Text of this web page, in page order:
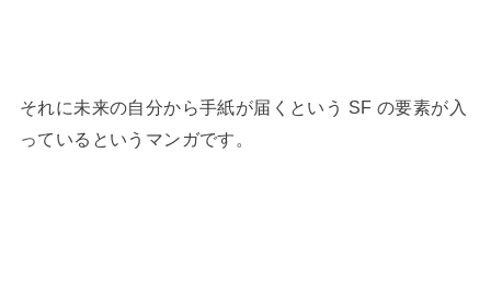
それに未来の自分から手紙が届くという SF の要素が入
っているというマンガです。